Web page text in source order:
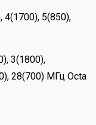
5(850),
3(1800),
28(700) МГц Octa